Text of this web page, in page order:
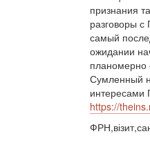
признания
разговоры
самый
ожидании
планомерно
Сумленный
интересами
https://